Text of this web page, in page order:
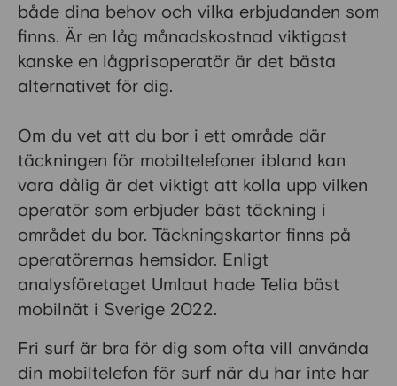
både dina behov och vilka erbjudanden som
finns. Är en låg månadskostnad viktigast
kanske en lågprisoperatör är det bästa
alternativet för dig.
Om du vet att du bor i ett område där
täckningen för mobiltelefoner ibland kan
vara dålig är det viktigt att kolla upp vilken
operatör som erbjuder bäst täckning i
området du bor. Täckningskartor finns på
operatörernas hemsidor. Enligt
analysföretaget Umlaut hade Telia bäst
mobilnät i Sverige 2022.
Fri surf är bra för dig som ofta vill använda
din mobiltelefon för surf när du har inte har